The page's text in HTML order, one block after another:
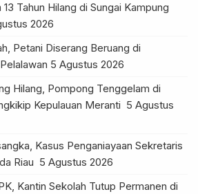
Tahun Hilang di Sungai Kampung
2026
Petani Diserang Beruang di
5 Agustus 2026
Hilang, Pompong Tenggelam di
Kepulauan Meranti 5 Agustus
Kasus Penganiayaan Sekretaris
Riau 5 Agustus 2026
Kantin Sekolah Tutup Permanen di